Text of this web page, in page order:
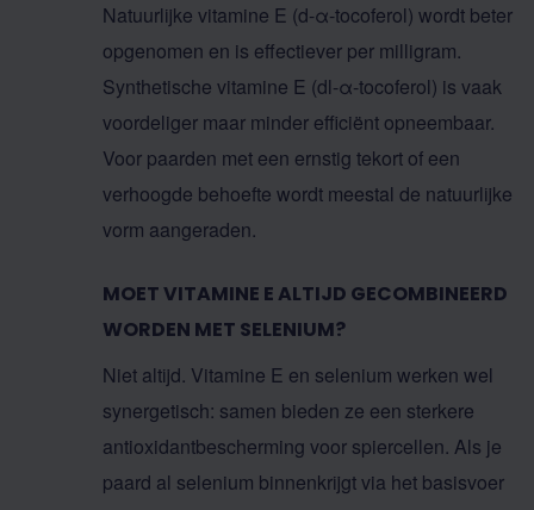
Natuurlijke vitamine E (d-α-tocoferol) wordt beter
opgenomen en is effectiever per milligram.
Synthetische vitamine E (dl-α-tocoferol) is vaak
voordeliger maar minder efficiënt opneembaar.
Voor paarden met een ernstig tekort of een
verhoogde behoefte wordt meestal de natuurlijke
vorm aangeraden.
MOET VITAMINE E ALTIJD GECOMBINEERD
WORDEN MET SELENIUM?
Niet altijd. Vitamine E en selenium werken wel
synergetisch: samen bieden ze een sterkere
antioxidantbescherming voor spiercellen. Als je
paard al selenium binnenkrijgt via het basisvoer